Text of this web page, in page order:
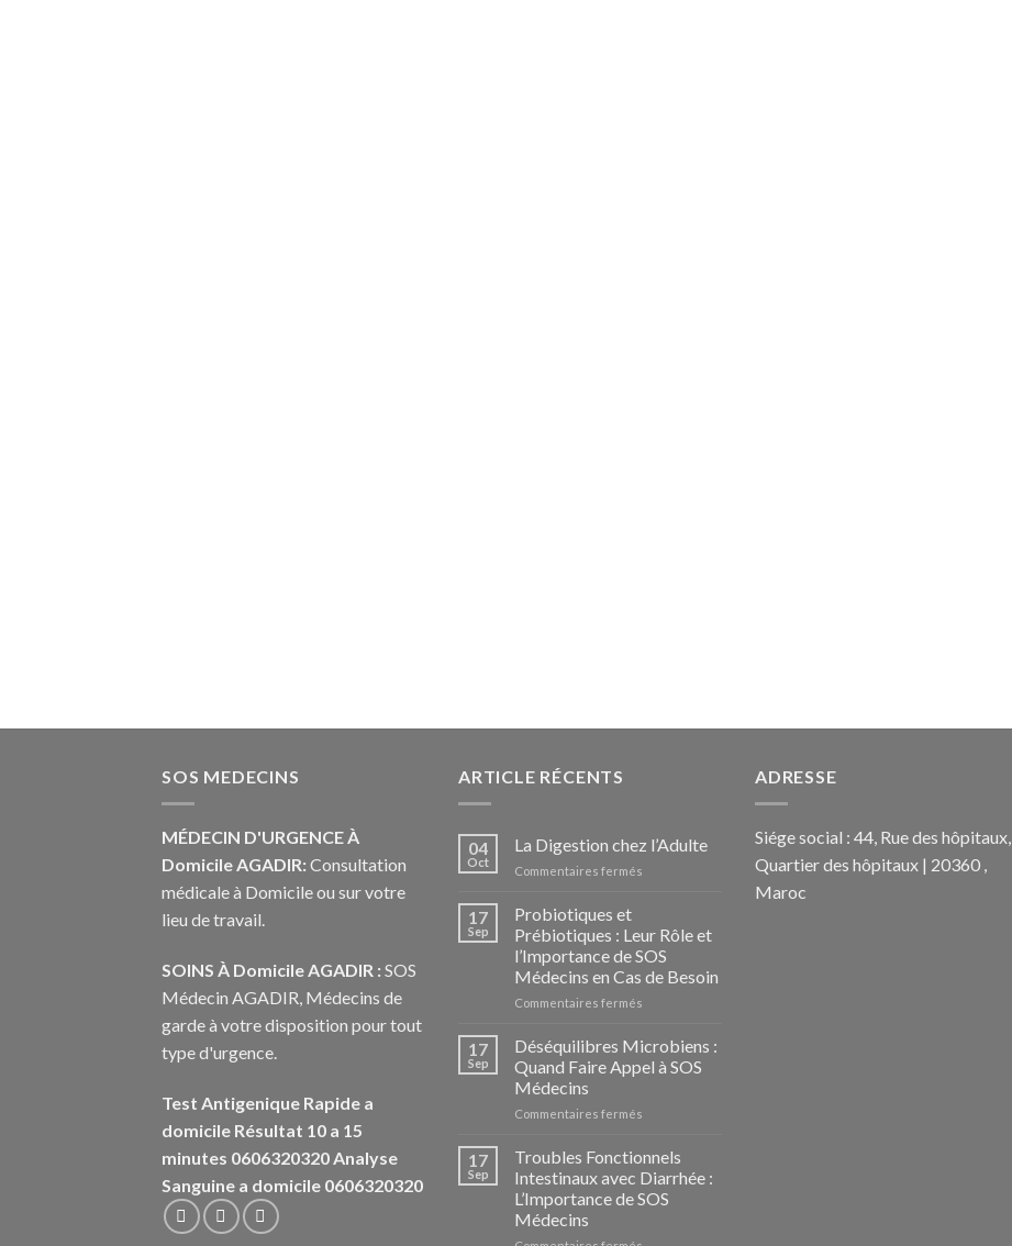
SOS MEDECINS
MÉDECIN D'URGENCE À
Domicile AGADIR: Consultation
médicale à Domicile ou sur votre
lieu de travail.
SOINS À Domicile AGADIR : SOS
Médecin AGADIR, Médecins de
garde à votre disposition pour tout
type d'urgence.
Test Antigenique Rapide a
domicile Résultat 10 a 15
minutes 0606320320 Analyse
Sanguine a domicile 0606320320
ARTICLE RÉCENTS
04
Oct
La Digestion chez l’Adulte
Commentaires fermés
chez
l’Adulte
17
Sep
Probiotiques et
Prébiotiques : Leur Rôle et
l’Importance de SOS
Médecins en Cas de Besoin
Commentaires fermés
Prébiotiques
:
l’Importance
de
SOS
Médecins
17
Sep
Déséquilibres Microbiens :
Quand Faire Appel à SOS
Médecins
Commentaires fermés
Microbiens
:
Quand
Faire
17
Sep
Troubles Fonctionnels
Intestinaux avec Diarrhée :
L’Importance de SOS
Médecins
ADRESSE
Siége social : 44, Rue des hôpitaux,
Quartier des hôpitaux | 20360 ,
Maroc